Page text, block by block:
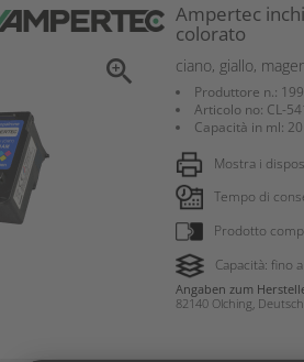
zoom_in
Ampertec
colorato
ciano, giallo,
Produttore n.:
Articolo no: CL-
Capacità in ml: 20
Mostra i
Tempo di
Prodotto
Capacità: fino
Angaben zum
82140 Olching,